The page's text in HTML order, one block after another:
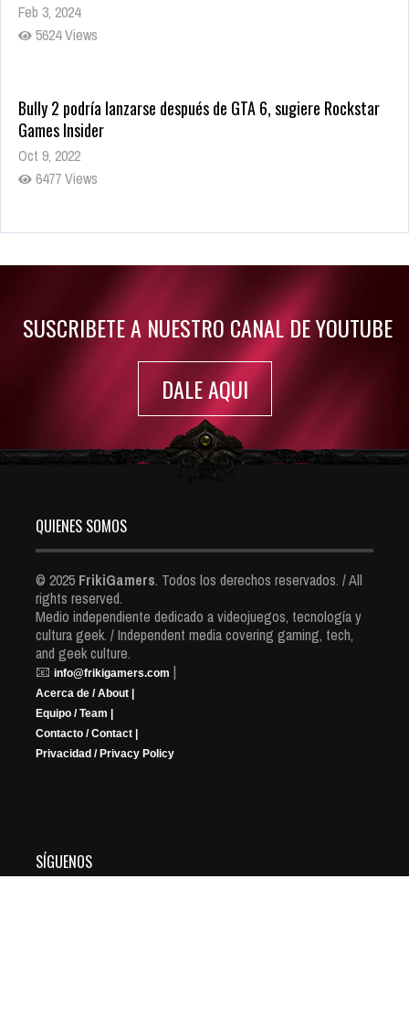
Feb 3, 2024
5624 Views
Bully 2 podría lanzarse después de GTA 6, sugiere Rockstar
Games Insider
Oct 9, 2022
6477 Views
Rumor: Se filtran los primeros detalles de Resident Evil 9
SUSCRIBETE A NUESTRO CANAL DE YOUTUBE
DALE AQUI
QUIENES SOMOS
© 2025 FrikiGamers. Todos los derechos reservados. / All
rights reserved.
Medio independiente dedicado a videojuegos, tecnología y
cultura geek. / Independent media covering gaming, tech,
and geek culture.
📧 info@frikigamers.com |
Acerca de / About |
Equipo / Team |
Contacto / Contact |
Privacidad / Privacy Policy
SÍGUENOS